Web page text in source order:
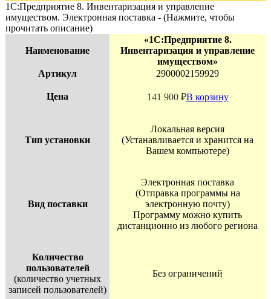
1С:Предприятие 8. Инвентаризация и управление
имуществом. Электронная поставка - (Нажмите, чтобы
прочитать описание)
Наименование
«1С:Предприятие 8.
Инвентаризация и управление
имуществом»
Артикул
2900002159929
Цена 141 900 ₽В корзину
Тип установки
Локальная версия
(Устанавливается и хранится на
Вашем компьютере)
Вид поставки
Электронная поставка
(Отправка программы на
электронную почту)
Программу можно купить
дистанционно из любого региона
Количество
пользователей
(количество учетных
записей пользователей)
Без ограничений